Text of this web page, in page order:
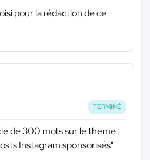
pour la rédaction de ce
TERMINÉ
de 300 mots sur le theme :
Instagram sponsorisés"